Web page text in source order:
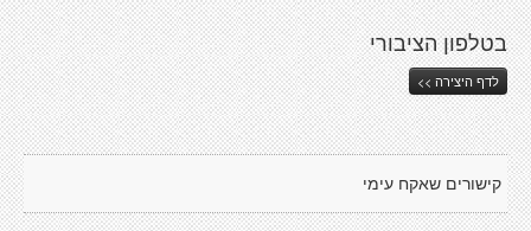
בטלפון הציבורי
לדף היצירה >>
קישורים שאקח עימי